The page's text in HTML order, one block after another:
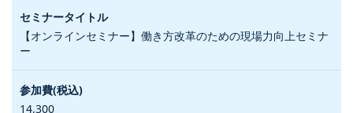
【オンラインセミナー】働き方改革のための現場力向上セミナ
ー
14,300